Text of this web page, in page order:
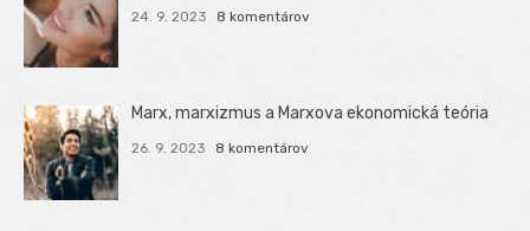
24. 9. 2023 8 komentárov
Marx, marxizmus a Marxova ekonomická teória
26. 9. 2023 8 komentárov